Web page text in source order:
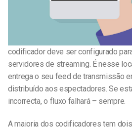
codificador deve ser configurado
servidores de streaming. É nesse
entrega o seu feed de transmissão
distribuído aos espectadores. Se
incorrecta, o fluxo falhará – sempre.
A maioria dos codificadores tem